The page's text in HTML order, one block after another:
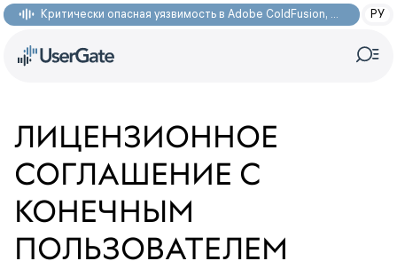
Критически опасная уязвимость в Adobe ColdFusion, позволяющая получить доступ к произвольным файлам: CVE-2026-48282 РУ
ЛИЦЕНЗИОННОЕ
СОГЛАШЕНИЕ С
КОНЕЧНЫМ
ПОЛЬЗОВАТЕЛЕМ